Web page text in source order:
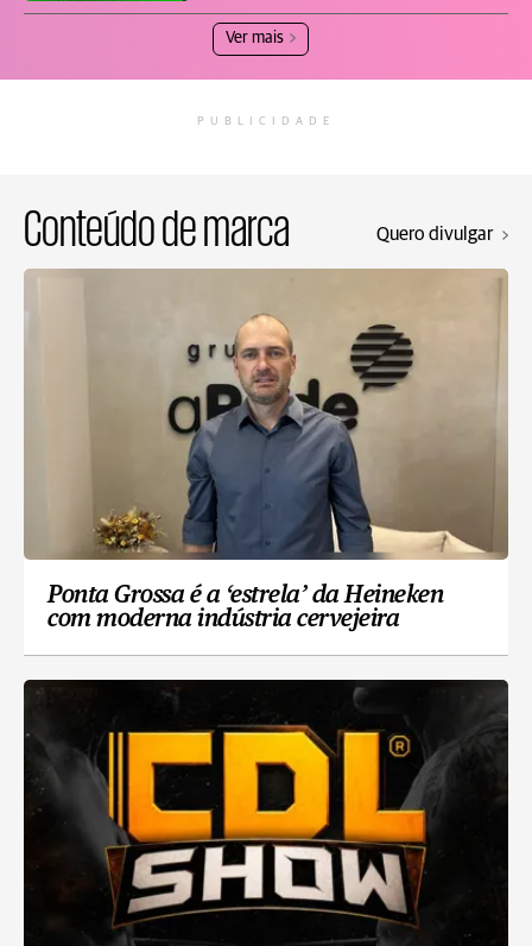
Ver mais
PUBLICIDADE
Conteúdo de marca Quero divulgar
Ponta Grossa é a ‘estrela’ da Heineken
com moderna indústria cervejeira